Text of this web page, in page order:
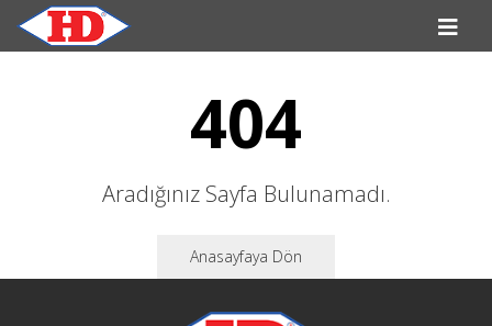
404
Aradığınız Sayfa Bulunamadı.
Anasayfaya Dön